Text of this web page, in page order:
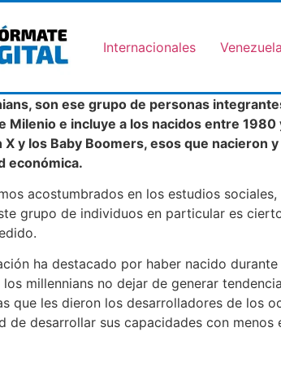
Internacionales Venezuela
son ese grupo de personas
Milenio e incluye a los nacidos entre
X y los Baby Boomers, esos que
económica.
acostumbrados en los estudios
grupo de individuos en particular es
ha destacado por haber nacido
millennians no dejar de generar
que les dieron los desarrolladores de los
de desarrollar sus capacidades con menos